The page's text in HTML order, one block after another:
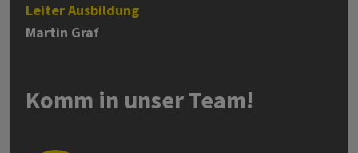
Leiter Ausbildung
Martin Graf
Komm in unser Team!